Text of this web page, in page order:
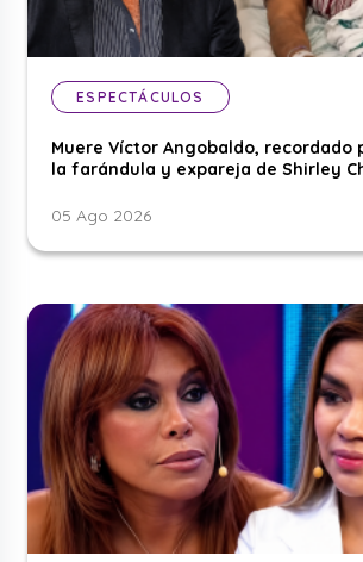
ESPECTÁCULOS
Muere Víctor Angobaldo, recordado
la farándula y expareja de Shirley
05 Ago 2026